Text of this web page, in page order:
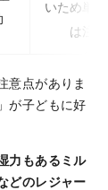
いため単
は注意
意点がありま
が子どもに好
力もあるミル
どのレジャー